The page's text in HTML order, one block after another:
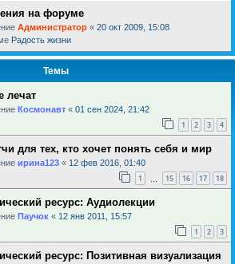
на форуме
Администратор « 20 окт 2009, 15:08
Радость жизни
Темы
лечат
Космонавт « 01 сен 2024, 21:42
1 2 3 4
для тех, кто хочет понять себя и мир
ирина123 « 12 фев 2016, 01:40
1 15 16 17 18
ресурс: Аудиолекции
Паучок « 12 янв 2011, 15:57
1 2 3
ресурс: Позитивная визуализация